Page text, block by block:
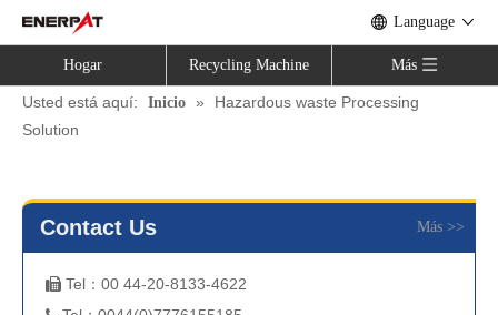
Language
Hogar Recycling Machine Más
Usted está aquí: Inicio »
Hazardous waste Processing
Solution
Contact Us Más >>
 Tel：00 44-20-8133-4622